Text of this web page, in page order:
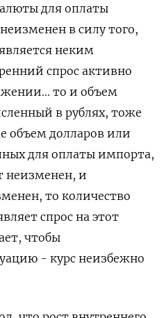
для оплаты
в силу того,
неким
спрос активно
то и объем
в рублях, тоже
объем долларов или
для оплаты импорта,
неизменен, и
то количество
спрос на этот
чтобы
- курс неизбежно